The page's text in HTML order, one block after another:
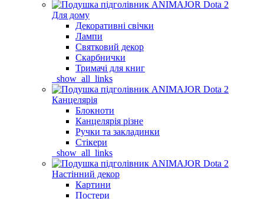
Для дому
Декоративні свічки
Лампи
Святковий декор
Скарбнички
Тримачі для книг
_show_all_links
Канцелярія
Блокноти
Канцелярія різне
Ручки та закладинки
Стікери
_show_all_links
Настінний декор
Картини
Постери